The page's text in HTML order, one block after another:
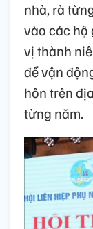
nhà, rà
vào các hộ
vị thành
để vận
hôn trên
từng năm.